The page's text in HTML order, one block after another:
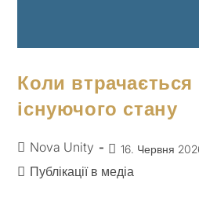
Коли втрачається
існуючого стану
Nova Unity 16. Червня
Публікації в медіа